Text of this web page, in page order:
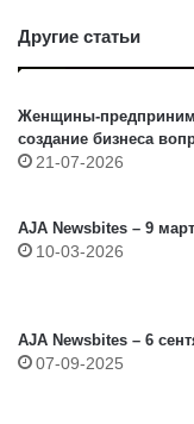
Другие статьи
Женщины-
создание бизнеса
21-07-2026
AJA Newsbites – 9
10-03-2026
AJA Newsbites – 6
07-09-2025